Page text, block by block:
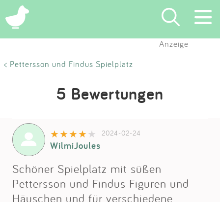
Suchen
Eintragen
Partner
Kontakt
Anzeige
< Pettersson und Findus Spielplatz
5 Bewertungen
2024-02-24
WilmiJoules
Schöner Spielplatz mit süßen
Pettersson und Findus Figuren und
Häuschen und für verschiedene